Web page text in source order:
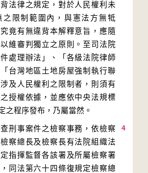
法律之規定，對於人民權利未
之限制範圍內，與憲法方無牴
竟有無違背本解釋意旨，應隨
維審判獨立之原則。至司法院
處理辦法」、「各級法院律師
台灣地區土地房屋強制執行聯
及人民權利之限制者，則須有
授權依據，並應依中央法規標
4
事案件之檢察事務，依檢察
察總長及檢察長有法院組織法
指揮監督各該署及所屬檢察署
同法第六十四條復規定檢察總